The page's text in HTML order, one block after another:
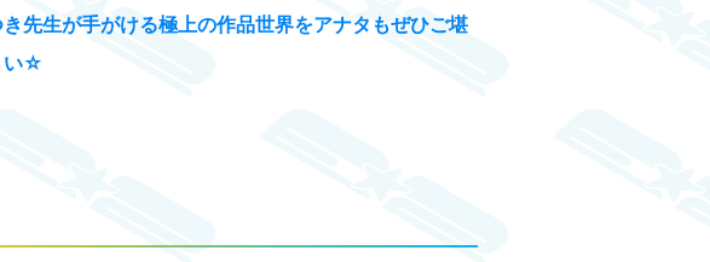
先生が手がける極上の作品世界をアナタもぜひご堪
い☆